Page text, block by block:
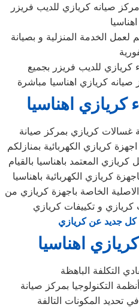
صيانه كريازي للديب فريزر
لعمل الخدمة المنزلية و بصيانة
للديب فريزر بجميع
اهناسيا
غسالات كريازي بمركز صيانة
كريازي الكهربائية بمنازلكم
المعتمد باهناسيا بالقيام
كريازي الكهربائية باهناسيا
الخاصة باجهزة كريازي من
و تكييفات كريازي
كل جديد عن كريازي
اهناسيا
التكلفة الباهظة
التكنولوجيا بمركز صيانة
تحديد المكونات التالفة